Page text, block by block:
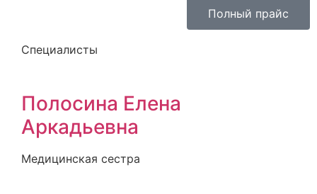
Полный прайс
Специалисты
Полосина Елена
Аркадьевна
Медицинская сестра